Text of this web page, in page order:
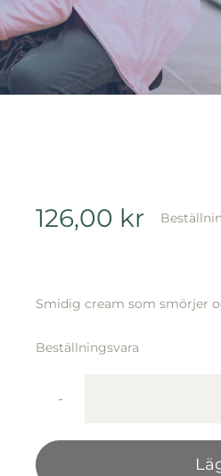
126,00 kr
Smidig cream som smörjer
Beställningsvara